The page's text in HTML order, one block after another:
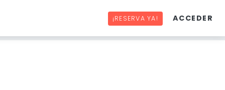
¡RESERVA YA! ACCEDER